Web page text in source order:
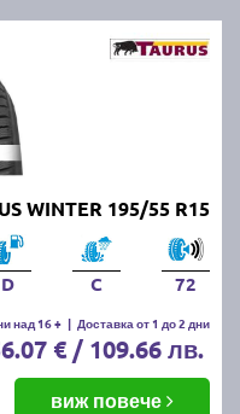
WINTER 195/55 R15
D C 72
над 16 + | Доставка от 1 до 2 дни
€ / 109.66 лв.
виж повече